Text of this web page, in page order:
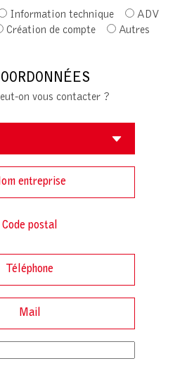
Information technique
ADV
Création de compte Autres
on vous contacter ?